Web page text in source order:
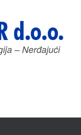
– Nerđajući